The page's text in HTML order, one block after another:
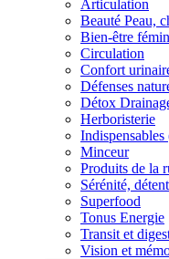
Articulation
Beauté Peau,
Bien-être
Circulation
Confort
Défenses
Détox
Herboristerie
Minceur
Produits de la
Sérénité,
Superfood
Tonus Energie
Transit et
Vision et